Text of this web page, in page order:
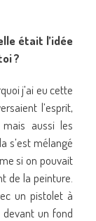
était l’idée
?
j’ai eu cette
l’esprit,
aussi les
s’est mélangé
si on pouvait
de la peinture.
un pistolet à
un fond